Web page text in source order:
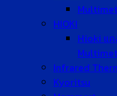
HIOKI
Hioki แค
Infrared
Kyoritsu